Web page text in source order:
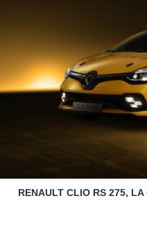
RENAULT CLIO RS 275,